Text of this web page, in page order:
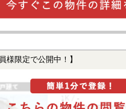
員様限定で公開中！】